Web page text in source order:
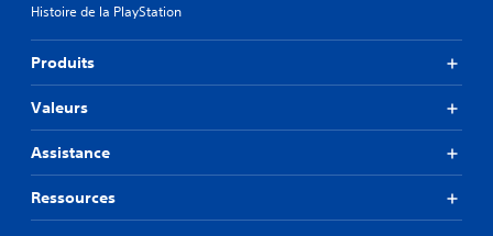
Histoire de la PlayStation
Produits
Valeurs
Assistance
Ressources